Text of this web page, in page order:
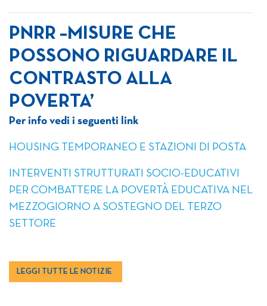
PNRR –MISURE CHE
POSSONO RIGUARDARE IL
CONTRASTO ALLA
POVERTA’
Per info vedi i seguenti link
HOUSING TEMPORANEO E STAZIONI DI POSTA
INTERVENTI STRUTTURATI SOCIO-EDUCATIVI
PER COMBATTERE LA POVERTÀ EDUCATIVA NEL
MEZZOGIORNO A SOSTEGNO DEL TERZO
SETTORE
LEGGI TUTTE LE NOTIZIE